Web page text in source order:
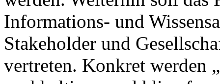
Informations- und
Stakeholder und
vertreten. Konkret werden